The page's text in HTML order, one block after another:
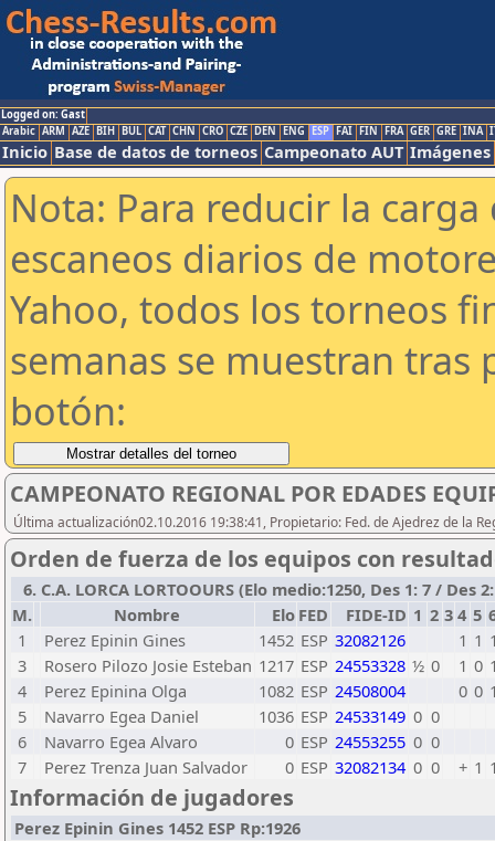
Logged on: Gast
Arabic ARM AZE BIH BUL CAT CHN CRO CZE DEN ENG ESP FAI FIN FRA GER GRE INA
Inicio Base de datos de torneos Campeonato AUT Imágenes
Nota: Para reducir la
escaneos diarios de
Yahoo, todos los torneos
semanas se muestran tras
botón:
CAMPEONATO REGIONAL POR EDADES
Última actualización02.10.2016 19:38:41, Propietario: Fed. de Ajedrez de la
Orden de fuerza de los equipos con
6. C.A. LORCA LORTOOURS (Elo medio:1250, Des 1: 7 / Des
M.
Nombre Elo FED FIDE-ID 1 2 3 4 5
1
Perez Epinin Gines 1452 ESP 32082126 1 1
3
Rosero Pilozo Josie Esteban 1217 ESP 24553328 ½ 0 1 0
4
Perez Epinina Olga 1082 ESP 24508004 0 0
5
Navarro Egea Daniel 1036 ESP 24533149 0 0
6
Navarro Egea Alvaro 0 ESP 24553255 0 0
7
Perez Trenza Juan Salvador 0 ESP 32082134 0 0 + 1
Información de jugadores
Perez Epinin Gines 1452 ESP Rp:1926